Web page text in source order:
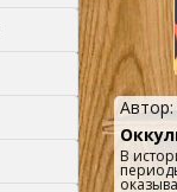
Автор:
В